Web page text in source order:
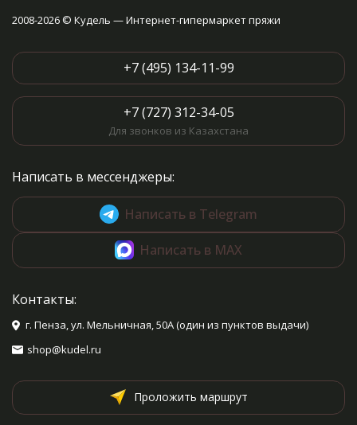
2008-2026 © Кудель — Интернет-гипермаркет пряжи
+7 (495) 134-11-99
+7 (727) 312-34-05
Для звонков из Казахстана
Написать в мессенджеры:
Написать в Telegram
Написать в MAX
Контакты:
г. Пенза, ул. Мельничная, 50А (один из пунктов выдачи)
shop@kudel.ru
Проложить маршрут